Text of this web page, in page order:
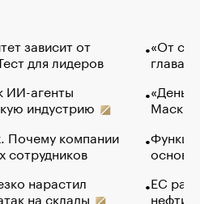
зависит от
для лидеров
ИИ-агенты
индустрию
Почему компании
сотрудников
нарастил
на склады
«От
глава
Маск в
основ
ЕС
нефти